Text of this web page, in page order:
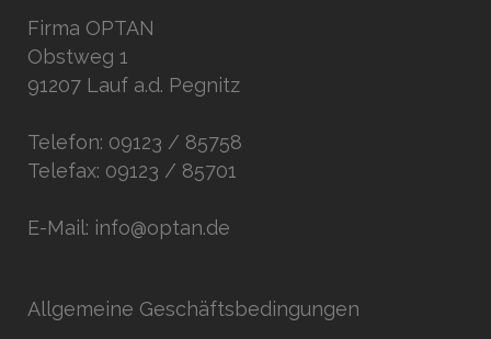
Firma OPTAN
Obstweg 1
91207 Lauf a.d. Pegnitz
Telefon: 09123 / 85758
Telefax: 09123 / 85701
E-Mail: info@optan.de
Allgemeine Geschäftsbedingungen